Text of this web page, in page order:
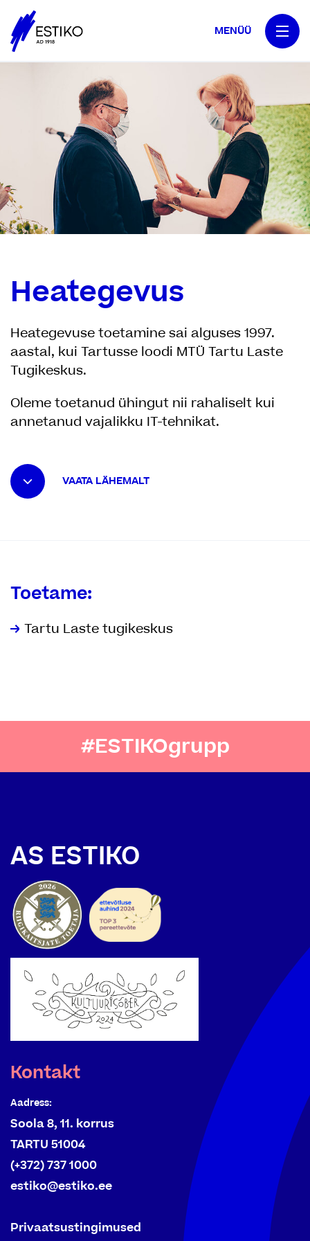
MENÜÜ
Heategevus
Heategevuse toetamine sai alguses 1997.
aastal, kui Tartusse loodi MTÜ Tartu Laste
Tugikeskus.
Oleme toetanud ühingut nii rahaliselt kui
annetanud vajalikku IT-tehnikat.
VAATA LÄHEMALT
Toetame:
Tartu Laste tugikeskus
#ESTIKOgrupp
AS ESTIKO
Kontakt
Aadress:
Soola 8, 11. korrus
TARTU 51004
(+372) 737 1000
estiko@estiko.ee
Privaatsustingimused